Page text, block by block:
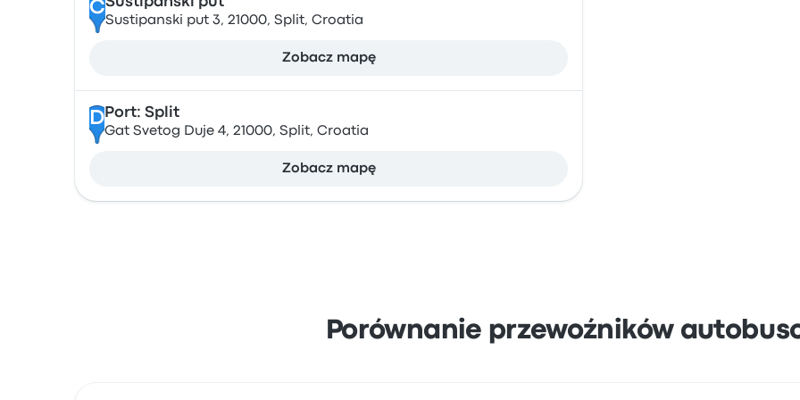
C
Sustipanski put 3, 21000, Split, Croatia
Zobacz mapę
DPort: Split
Gat Svetog Duje 4, 21000, Split, Croatia
Zobacz mapę
Porównanie przewoźników